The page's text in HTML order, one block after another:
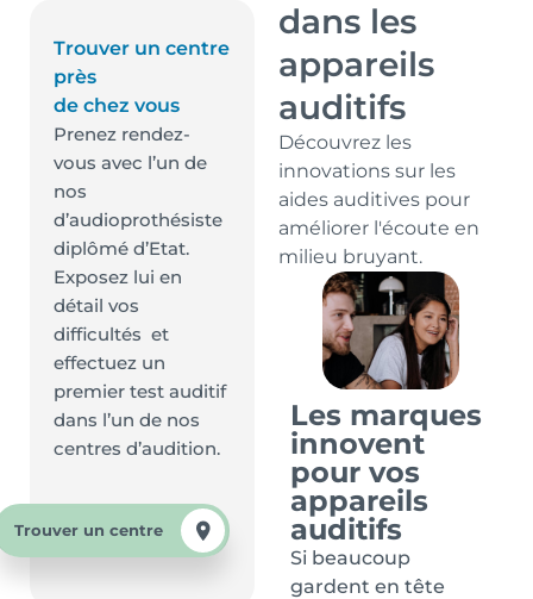
Trouver un centre
près
de chez vous
Prenez rendez-
vous avec l’un de
nos
d’audioprothésiste
diplômé d’Etat.
Exposez lui en
détail vos
difficultés et
effectuez un
premier test auditif
dans l’un de nos
centres d’audition.
Trouver un centre
dans les
appareils
auditifs
Découvrez les
innovations sur les
aides auditives pour
améliorer l'écoute en
milieu bruyant.
Les marques
innovent
pour vos
appareils
auditifs
Si beaucoup
gardent en tête